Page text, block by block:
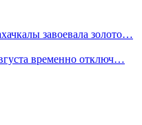
завоевала золото…
временно отключ…